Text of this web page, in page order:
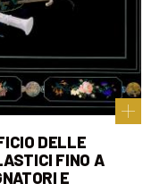
DELLE
FINO A
E